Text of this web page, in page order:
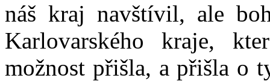
náš kraj navštívil, ale
Karlovarského kraje,
možnost přišla, a přišla o